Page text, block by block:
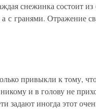
снежинка состоит
с гранями. Отражение
привыкли к тому,
и в голову не
задают иногда этот